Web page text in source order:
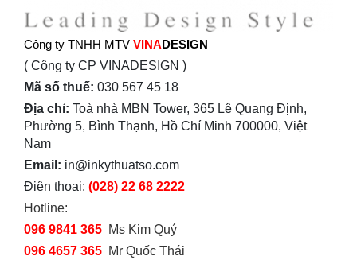
Công ty TNHH MTV VINADESIGN
( Công ty CP VINADESIGN )
Mã số thuế: 030 567 45 18
Địa chỉ: Toà nhà MBN Tower, 365 Lê Quang Định,
Phường 5, Bình Thạnh, Hồ Chí Minh 700000, Việt
Nam
Email: in@inkythuatso.com
Điện thoại: (028) 22 68 2222
Hotline:
096 9841 365 Ms Kim Quý
096 4657 365 Mr Quốc Thái